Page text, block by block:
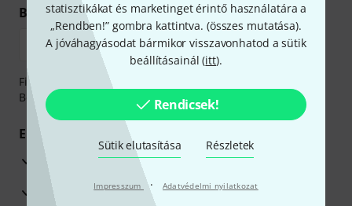
statisztikákat és marketinget érintő használatára a
„Rendben!” gombra kattintva. (összes mutatása).
A jóváhagyásodat bármikor visszavonhatod a sütik
beállításainál (itt).
Rendicsek!
Sütik elutasítása Részletek
Impresszum · Adatvédelmi nyilatkozat
Biztonságos vásárlás és fizetés
Fizessen biztonságosan, titkosítással: Banki átutalás vagy
Betéti- vagy hitelkártya segítségével
Előnyök
3 éves Thomann-garancia
30 napos pénzvisszafizetési garancia